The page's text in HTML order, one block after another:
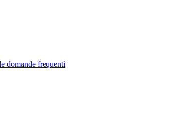
domande frequenti